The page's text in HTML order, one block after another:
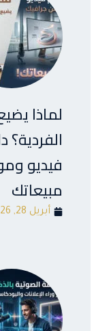
لماذا
الفردية؟
فيديو
مبيعاتك
أبريل 28, 2026